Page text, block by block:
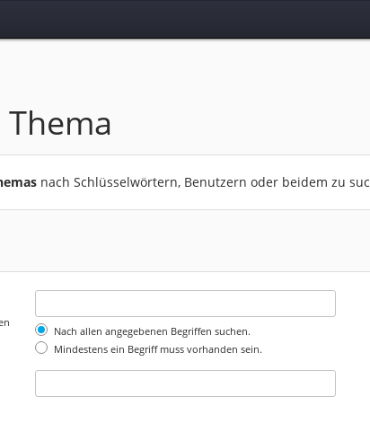
nach Schlüsselwörtern, Benutzern oder beidem zu
Nach allen angegebenen Begriffen suchen.
Mindestens ein Begriff muss vorhanden sein.